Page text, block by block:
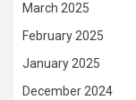
March 2025
February 2025
January 2025
December 2024